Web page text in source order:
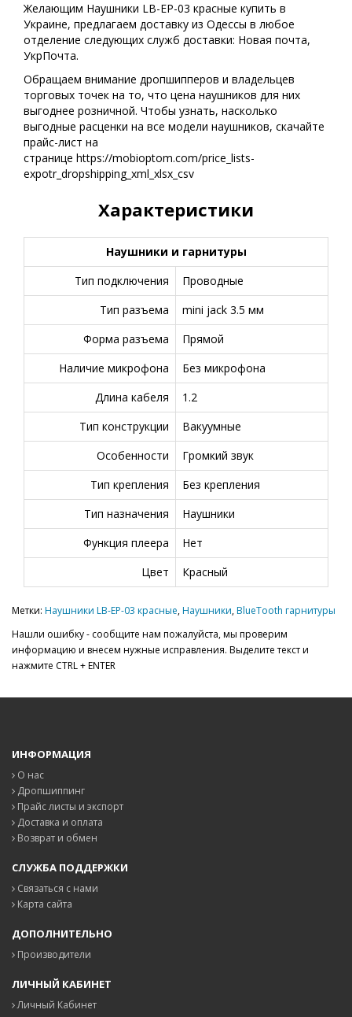
Желающим Наушники LB-EP-03 красные купить в
Украине, предлагаем доставку из Одессы в любое
отделение следующих служб доставки: Новая почта,
УкрПочта.
Обращаем внимание дропшипперов и владельцев
торговых точек на то, что цена наушников для них
выгоднее розничной. Чтобы узнать, насколько
выгодные расценки на все модели наушников, скачайте
прайс-лист на
странице https://mobioptom.com/price_lists-
expotr_dropshipping_xml_xlsx_csv
Характеристики
Наушники и гарнитуры
Тип подключения
Проводные
Тип разъема
mini jack 3.5 мм
Форма разъема
Прямой
Наличие микрофона
Без микрофона
Длина кабеля
1.2
Тип конструкции
Вакуумные
Особенности
Громкий звук
Тип крепления
Без крепления
Тип назначения
Наушники
Функция плеера
Нет
Цвет
Красный
Метки: Наушники LB-EP-03 красные,Наушники,BlueTooth гарнитуры
Нашли ошибку - сообщите нам пожалуйста, мы проверим
информацию и внесем нужные исправления. Выделите текст и
нажмите CTRL + ENTER
ИНФОРМАЦИЯ
О нас
Дропшиппинг
Прайс листы и экспорт
Доставка и оплата
Возврат и обмен
СЛУЖБА ПОДДЕРЖКИ
Связаться с нами
Карта сайта
ДОПОЛНИТЕЛЬНО
Производители
ЛИЧНЫЙ КАБИНЕТ
Личный Кабинет